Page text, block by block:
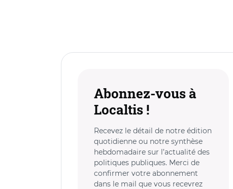
Abonnez-vous à
Localtis !
Recevez le détail de notre édition
quotidienne ou notre synthèse
hebdomadaire sur l’actualité des
politiques publiques. Merci de
confirmer votre abonnement
dans le mail que vous recevrez